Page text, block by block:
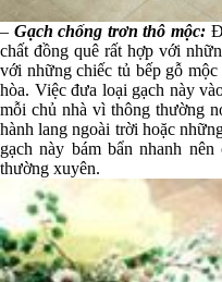
– Gạch chống trơn thô mộc:
chất đồng quê rất hợp với
với những chiếc tủ bếp gỗ
hòa. Việc đưa loại gạch này
mỗi chủ nhà vì thông thường
hành lang ngoài trời hoặc
gạch này bám bẩn nhanh
thường xuyên.